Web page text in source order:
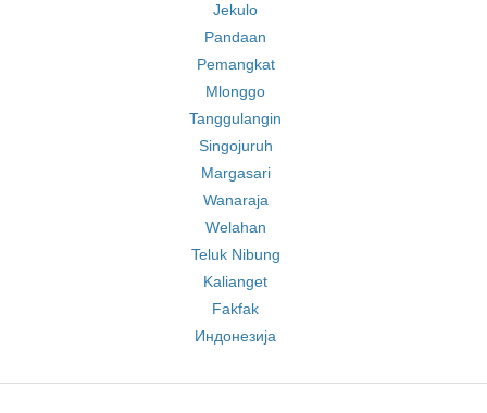
Jekulo
Pandaan
Pemangkat
Mlonggo
Tanggulangin
Singojuruh
Margasari
Wanaraja
Welahan
Teluk Nibung
Kalianget
Fakfak
Индонезија